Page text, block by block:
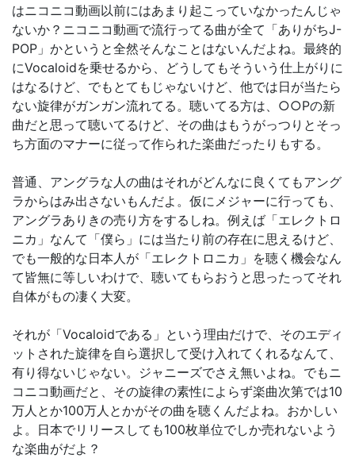
はニコニコ動画以前にはあまり起こっていなかったんじゃ
ないか？ニコニコ動画で流行ってる曲が全て「ありがちJ-
POP」かというと全然そんなことはないんだよね。最終的
にVocaloidを乗せるから、どうしてもそういう仕上がりに
はなるけど、でもとてもじゃないけど、他では日が当たら
ない旋律がガンガン流れてる。聴いてる方は、○○Pの新
曲だと思って聴いてるけど、その曲はもうがっつりとそっ
ち方面のマナーに従って作られた楽曲だったりもする。
普通、アングラな人の曲はそれがどんなに良くてもアング
ラからはみ出さないもんだよ。仮にメジャーに行っても、
アングラありきの売り方をするしね。例えば「エレクトロ
ニカ」なんて「僕ら」には当たり前の存在に思えるけど、
でも一般的な日本人が「エレクトロニカ」を聴く機会なん
て皆無に等しいわけで、聴いてもらおうと思ったってそれ
自体がもの凄く大変。
それが「Vocaloidである」という理由だけで、そのエディ
ットされた旋律を自ら選択して受け入れてくれるなんて、
有り得ないじゃない。ジャニーズでさえ無いよね。でもニ
コニコ動画だと、その旋律の素性によらず楽曲次第では10
万人とか100万人とかがその曲を聴くんだよね。おかしい
よ。日本でリリースしても100枚単位でしか売れないよう
な楽曲がだよ？